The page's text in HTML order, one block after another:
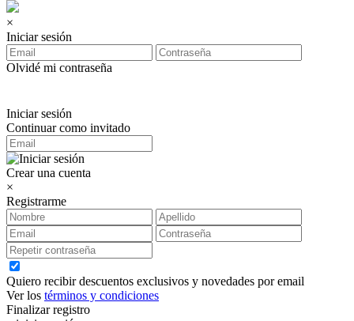
×
Iniciar sesión
Olvidé mi contraseña
Iniciar sesión
Continuar como invitado
Crear una cuenta
×
Registrarme
Quiero recibir descuentos exclusivos y novedades por email
Ver los términos y condiciones
Finalizar registro